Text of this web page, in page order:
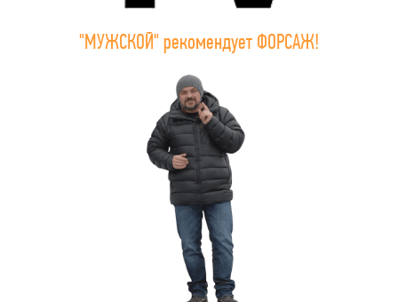
"МУЖСКОЙ" рекомендует ФОРСАЖ!